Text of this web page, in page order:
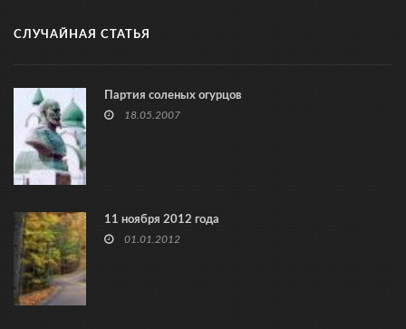
СЛУЧАЙНАЯ СТАТЬЯ
Партия соленых огурцов
18.05.2007
11 ноября 2012 года
01.01.2012